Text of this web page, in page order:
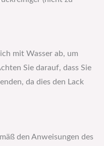
mit Wasser ab, um
Sie darauf, dass Sie
da dies den Lack
den Anweisungen des